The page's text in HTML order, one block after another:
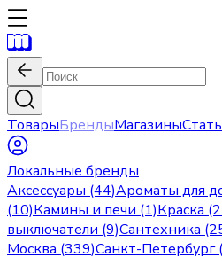
ТоварыБрендыМагазины
Локальные бренды
Аксессуары (44)Ароматы для
(10)Камины и печи (1)Краска
выключатели (9)Сантехника
Москва (339)Санкт-Петербург(